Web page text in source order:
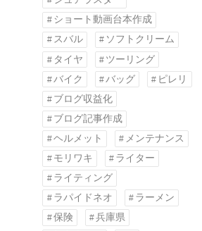
ショート動画台本作成
スバル
ソフトクリーム
タイヤ
ツーリング
バイク
バッグ
ピレリ
ブログ収益化
ブログ記事作成
ヘルメット
メンテナンス
モリワキ
ライター
ライティング
ラパイドネオ
ラーメン
保険
兵庫県